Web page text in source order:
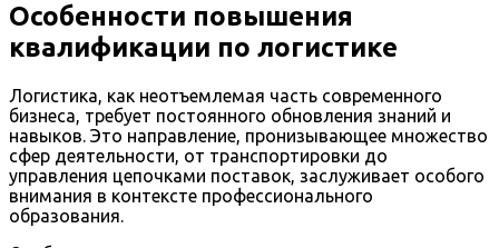
Особенности повышения
квалификации по логистике
Логистика, как неотъемлемая часть современного
бизнеса, требует постоянного обновления знаний и
навыков. Это направление, пронизывающее множество
сфер деятельности, от транспортировки до
управления цепочками поставок, заслуживает особого
внимания в контексте профессионального
образования.